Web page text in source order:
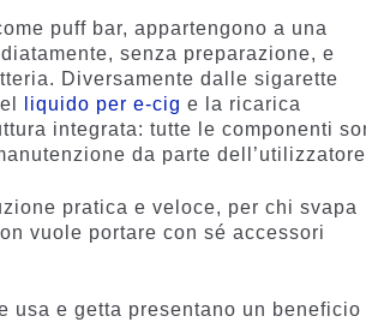
puff bar, appartengono a una
senza preparazione, e
Diversamente dalle sigarette
liquido per e-cig e la ricarica
integrata: tutte le componenti
da parte
pratica e veloce, per chi svapa
vuole portare con sé accessori
usa e getta presentano un beneficio